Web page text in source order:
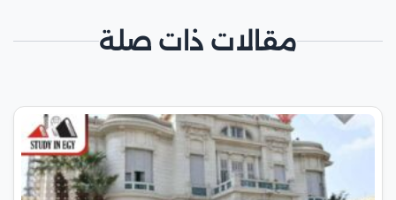
مقالات ذات صلة